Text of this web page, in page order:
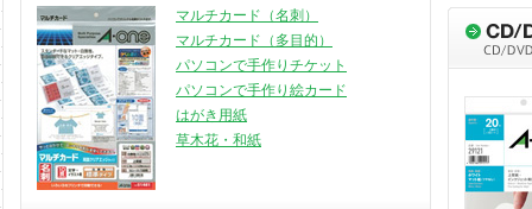
マルチカード（名刺）
マルチカード（多目的）
パソコンで手作りチケット
パソコンで手作り絵カード
はがき用紙
草木花・和紙